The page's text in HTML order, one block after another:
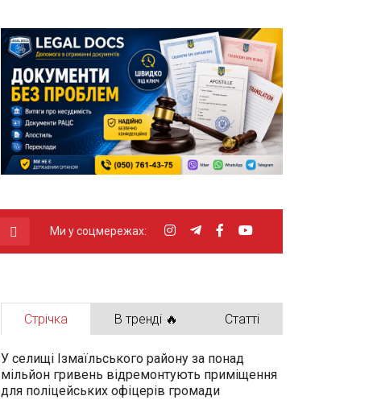
Ми у соцмережах:
Стрічка В тренді 🔥 Статті
У селищі Ізмаїльського району за понад
мільйон гривень відремонтують приміщення
для поліцейських офіцерів громади